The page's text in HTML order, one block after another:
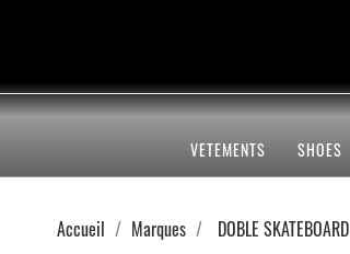
VETEMENTS SHOES
Accueil Marques DOBLE SKATEBOARD